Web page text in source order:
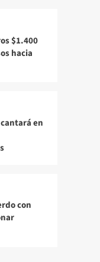
$1.400
hacia
en
con